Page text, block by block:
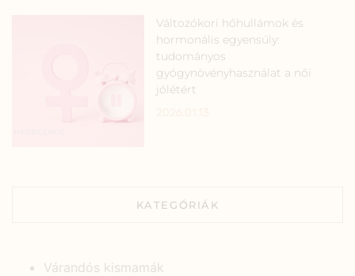
Változókori hőhullámok és
hormonális egyensúly:
tudományos
gyógynövényhasználat a női
jólétért
KATEGÓRIÁK
Várandós kismamák